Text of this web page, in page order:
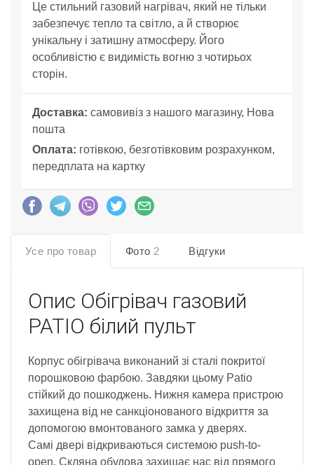
Це стильний газовий нагрівач, який не тільки
забезпечує тепло та світло, а й створює
унікальну і затишну атмосферу. Його
особливістю є видимість вогню з чотирьох
сторін.
Доставка: самовивіз з нашого магазину, Нова
пошта
Оплата: готівкою, безготівковим розрахунком,
передплата на картку
Усе про товар Фото 2 Відгуки
Опис Обігрівач газовий
PATIO білий пульт
Корпус обігрівача виконаний зі сталі покритої
порошковою фарбою. Завдяки цьому Patio
стійкий до пошкоджень. Нижня камера пристрою
захищена від не санкціонованого відкриття за
допомогою вмонтованого замка у дверях.
Самі двері відкриваються системою push-to-
open. Скляна обудова захищає нас від прямого